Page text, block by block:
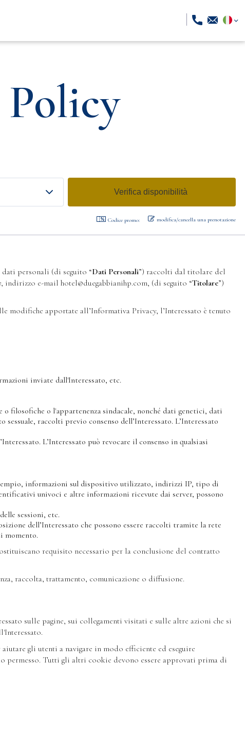
Codice promo: modifica/cancella una prenotazione
personali (di seguito “Dati Personali”) raccolti dal titolare del
e-mail hotel@duegabbianihp.com, (di seguito “Titolare”)
modifiche apportate all’Informativa Privacy, l’Interessato è tenuto
inviate dall'Interessato, etc.
filosofiche o l'appartenenza sindacale, nonché dati genetici, dati
raccolti previo consenso dell’Interessato. L’Interessato
L’Interessato può revocare il consenso in qualsiasi
informazioni sul dispositivo utilizzato, indirizzi IP, tipo di
univoci e altre informazioni ricevute dai server, possono
sessioni, etc.
dell’Interessato che possono essere raccolti tramite la rete
momento.
requisito necessario per la conclusione del contratto
raccolta, trattamento, comunicazione o diffusione.
sulle pagine, sui collegamenti visitati e sulle altre azioni che si
gli utenti a navigare in modo efficiente ed eseguire
permesso. Tutti gli altri cookie devono essere approvati prima di